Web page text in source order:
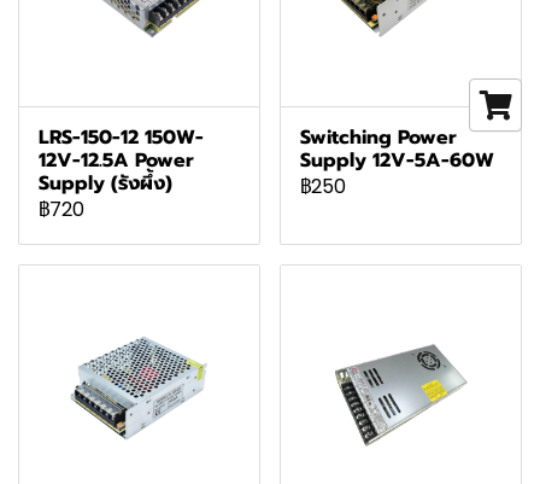
LRS-150-12 150W-
12V-12.5A Power
Supply (รังผึ้ง)
฿720
Switching Power
Supply 12V-5A-60W
฿250